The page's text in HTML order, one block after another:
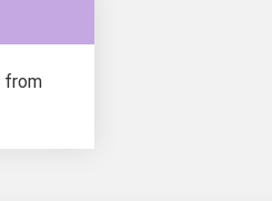
from